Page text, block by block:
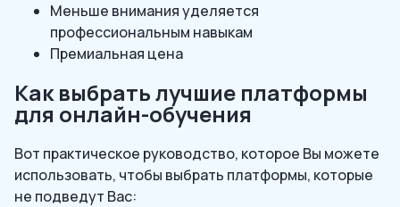
Меньше внимания уделяется
профессиональным навыкам
Премиальная цена
Как выбрать лучшие платформы
для онлайн-обучения
Вот практическое руководство, которое Вы можете
использовать, чтобы выбрать платформы, которые
не подведут Вас: